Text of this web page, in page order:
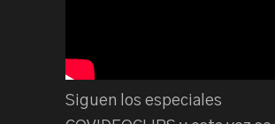
Siguen los especiales